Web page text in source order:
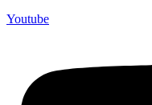
Youtube